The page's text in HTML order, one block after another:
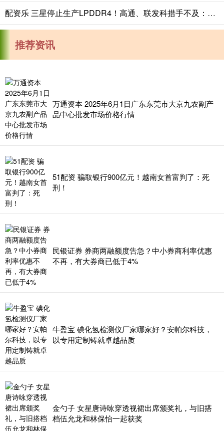
配资乐 三星停止生产LPDDR4！高通、联发科措手不及：手机又要涨价
推荐资讯
万通资本 2025年6月1日广东东莞市大京九农副产
品中心批发市场价格行情
51配资 骗取银行900亿元！越南女首富判了：死
刑！
民银证券 券商两融额度告急？中小券商利率优惠
不再，有大券商已低于4%
牛盈宝 碘化氢检测仪厂家哪家好？安帕尔科技，
以专用定制铸就卓越品质
金勺子 女星唐诗咏穿透视裙出席颁奖礼，与旧搭
档伍允龙和林保怡一起获奖